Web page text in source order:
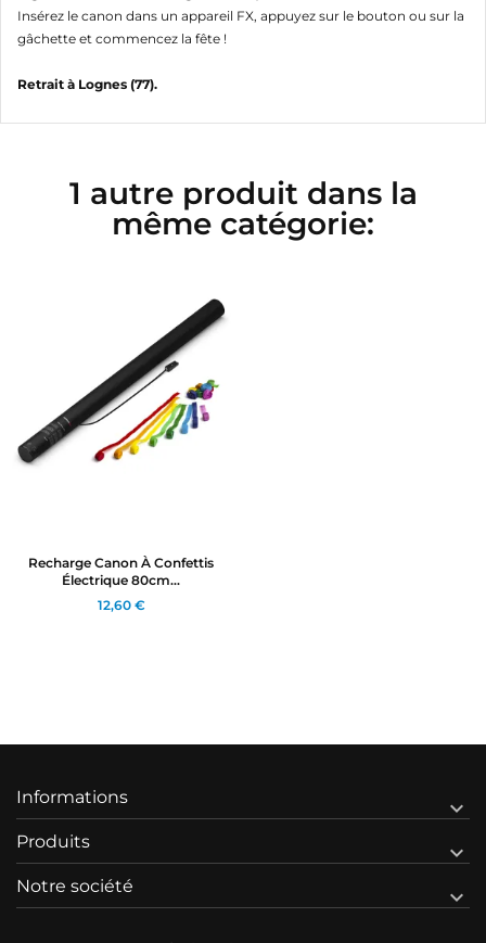
Insérez le canon dans un appareil FX, appuyez sur le bouton ou sur la
gâchette et commencez la fête !
Retrait à Lognes (77).
1 autre produit dans la
même catégorie:
Recharge Canon À Confettis
Électrique 80cm...
12,60 €
Informations 
Produits 
Notre société 